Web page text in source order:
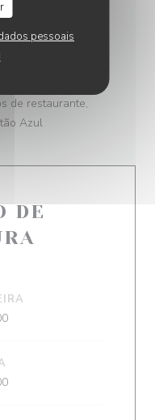
pessoais
Acesso para
de restaurante,
Azul
DE